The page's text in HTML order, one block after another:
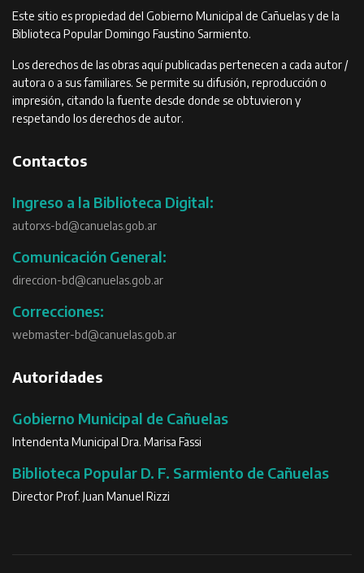
Este sitio es propiedad del Gobierno Municipal de Cañuelas y de la
Biblioteca Popular Domingo Faustino Sarmiento.
Los derechos de las obras aquí publicadas pertenecen a cada autor /
autora o a sus familiares. Se permite su difusión, reproducción o
impresión, citando la fuente desde donde se obtuvieron y
respetando los derechos de autor.
Contactos
Ingreso a la Biblioteca Digital:
autorxs-bd@canuelas.gob.ar
Comunicación General:
direccion-bd@canuelas.gob.ar
Correcciones:
webmaster-bd@canuelas.gob.ar
Autoridades
Gobierno Municipal de Cañuelas
Intendenta Municipal Dra. Marisa Fassi
Biblioteca Popular D. F. Sarmiento de Cañuelas
Director Prof. Juan Manuel Rizzi